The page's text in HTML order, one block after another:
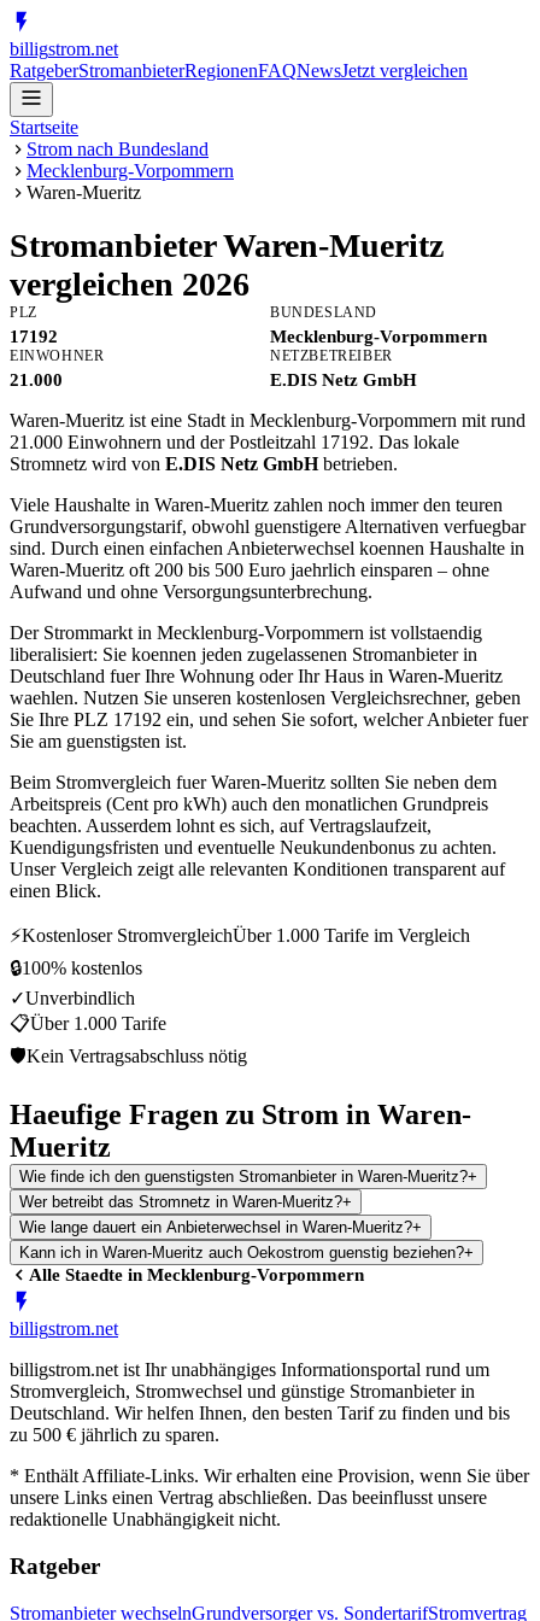
billigstrom.net
RatgeberStromanbieterRegionenFAQNewsJetzt vergleichen
Startseite
Strom nach Bundesland
Mecklenburg-Vorpommern
Waren-Mueritz
StromanbieterWaren-Mueritz
vergleichen 2026
PLZ
17192
BUNDESLAND
Mecklenburg-Vorpommern
EINWOHNER
21.000
NETZBETREIBER
E.DIS Netz GmbH
Waren-Mueritz ist eine Stadt in Mecklenburg-Vorpommern mit rund
21.000 Einwohnern und der Postleitzahl 17192. Das lokale
Stromnetz wird von E.DIS Netz GmbHbetrieben.
Viele Haushalte in Waren-Mueritz zahlen noch immer den teuren
Grundversorgungstarif, obwohl guenstigere Alternativen verfuegbar
sind. Durch einen einfachen Anbieterwechsel koennen Haushalte in
Waren-Mueritz oft 200 bis 500 Euro jaehrlich einsparen – ohne
Aufwand und ohne Versorgungsunterbrechung.
Der Strommarkt in Mecklenburg-Vorpommern ist vollstaendig
liberalisiert: Sie koennen jeden zugelassenen Stromanbieter in
Deutschland fuer Ihre Wohnung oder Ihr Haus in Waren-Mueritz
waehlen. Nutzen Sie unseren kostenlosen Vergleichsrechner, geben
Sie Ihre PLZ 17192 ein, und sehen Sie sofort, welcher Anbieter fuer
Sie am guenstigsten ist.
Beim Stromvergleich fuer Waren-Mueritz sollten Sie neben dem
Arbeitspreis (Cent pro kWh) auch den monatlichen Grundpreis
beachten. Ausserdem lohnt es sich, auf Vertragslaufzeit,
Kuendigungsfristen und eventuelle Neukundenbonus zu achten.
Unser Vergleich zeigt alle relevanten Konditionen transparent auf
einen Blick.
⚡Kostenloser StromvergleichÜber 1.000 Tarife im Vergleich
🔒100% kostenlos
✓Unverbindlich
📋Über 1.000 Tarife
🛡Kein Vertragsabschluss nötig
Haeufige Fragen zu Strom in Waren-
Mueritz
Wie finde ich den guenstigsten Stromanbieter in Waren-Mueritz?+
Wer betreibt das Stromnetz in Waren-Mueritz?+
Wie lange dauert ein Anbieterwechsel in Waren-Mueritz?+
Kann ich in Waren-Mueritz auch Oekostrom guenstig beziehen?+
Alle Staedte in Mecklenburg-Vorpommern
billigstrom.net
billigstrom.net ist Ihr unabhängiges Informationsportal rund um
Stromvergleich, Stromwechsel und günstige Stromanbieter in
Deutschland. Wir helfen Ihnen, den besten Tarif zu finden und bis
zu 500 € jährlich zu sparen.
* Enthält Affiliate-Links. Wir erhalten eine Provision, wenn Sie über
unsere Links einen Vertrag abschließen. Das beeinflusst unsere
redaktionelle Unabhängigkeit nicht.
Ratgeber
Stromanbieter wechselnGrundversorger vs. SondertarifStromvertrag